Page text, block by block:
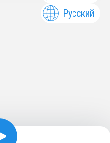
Русский